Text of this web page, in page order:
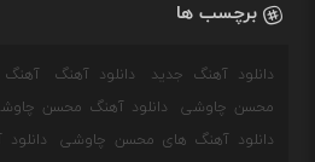
برچسب ها
دانلود آهنگ جدید دانلود آهنگ آهنگ
محسن چاوشی
دانلود آهنگ محسن
دانلود آهنگ های محسن چاوشی